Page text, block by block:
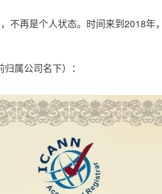
不再是个人状态。时间来到2018
属公司名下）：